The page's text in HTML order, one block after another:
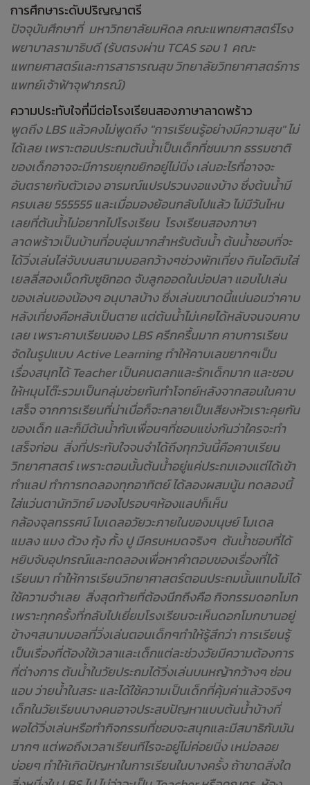
การศึกษาระดับปริญญาตรี
ปัจจุบันศึกษาที่ มหาวิทยาลัยมหิดล คณะแพทยศาสตร์โรง
พยาบาลรามาธิบดี (รับตรงผ่าน TCAS รอบ 1 คณะ
แพทยศาสตร์และการสาธารณสุข วิทยาลัยวิทยาศาสตร์การ
แพทย์เจ้าฟ้าจุฬาภรณ์)
ความประทับใจที่มีต่อโรงเรียนสองภาษาลาดพร้าว
พูดถึง LBS แล้วคงไม่พูดถึง "การเรียนรู้อย่างมีความสุข" ไม่
ได้เลย เพราะตอนประถมต้นน้ำเป็นเด็กที่ซนมาก ธรรมชาติ
ของเด็กอาจจะมีการขยุกขยิกอยู่ไม่นิ่ง เล่นอะไรที่อาจจะ
อันตรายกับตัวเอง อารมณ์แปรปรวนงอแงบ้าง ซึ่งต้นน้ำมี
ครบเลย 555555 และเมื่อมองย้อนกลับไปแล้ว ไม่มีวันไหน
เลยที่ต้นน้ำไม่อยากไปโรงเรียน โรงเรียนสองภาษา
ลาดพร้าวเป็นบ้านที่อบอุ่นมากสำหรับต้นน้ำ ต้นน้ำชอบที่จะ
ได้วิ่งเล่นไล่จับบนสนามบอลกว้างๆช่วงพักเที่ยง กินไอติมใส่
เยลลี่สองเม็ดกับซูชิทอด จับลูกออดในบ่อปลา แอบไปเล่น
ของเล่นของน้องๆ อนุบาลบ้าง ซึ่งเล่นขนาดนี้แน่นอนว่าคาบ
หลังเที่ยงคือหลับเป็นตาย แต่ต้นน้ำไม่เคยได้หลับจนจบคาบ
เลย เพราะคาบเรียนของ LBS ครึกครื้นมาก คาบการเรียน
จัดในรูปแบบ Active Learning ทำให้คาบเลขยากๆเป็น
เรื่องสนุกได้ Teacher เป็นคนตลกและรักเด็กมาก และชอบ
ให้หมุนโต๊ะรวมเป็นกลุ่มช่วยกันทำโจทย์หลังจากสอนในคาบ
เสร็จ จากการเรียนที่น่าเบื่อก็จะกลายเป็นเสียงหัวเราะคุยกัน
ของเด็ก และก็มีต้นน้ำกับเพื่อนๆที่ชอบแข่งกันว่าใครจะทำ
เสร็จก่อน สิ่งที่ประทับใจจนจำได้ถึงทุกวันนี้คือคาบเรียน
วิทยาศาสตร์ เพราะตอนนั้นต้นน้ำอยู่แค่ประถมเองแต่ได้เข้า
ทำแลป ทำการทดลองทุกอาทิตย์ ได้ลองผสมนู้น ทดลองนี้
ใส่แว่นตานักวิทย์ มองไปรอบๆห้องแลปก็เห็น
กล้องจุลทรรศน์ โมเดลอวัยวะภายในของมนุษย์ โมเดล
แมลง แมง ด้วง กุ้ง กั้ง ปู มีครบหมดจริงๆ ต้นน้ำชอบที่ได้
หยิบจับอุปกรณ์และทดลองเพื่อหาคำตอบของเรื่องที่ได้
เรียนมา ทำให้การเรียนวิทยาศาสตร์ตอนประถมนั้นแทบไม่ได้
ใช้ความจำเลย สิ่งสุดท้ายที่ต้องนึกถึงคือ กิจกรรมดอกโมก
เพราะทุกครั้งที่กลับไปเยี่ยมโรงเรียนจะเห็นดอกโมกบานอยู่
ข้างๆสนามบอลที่วิ่งเล่นตอนเด็กๆทำให้รู้สึกว่า การเรียนรู้
เป็นเรื่องที่ต้องใช้เวลาและเด็กแต่ละช่วงวัยมีความต้องการ
ที่ต่างการ ต้นน้ำในวัยประถมได้วิ่งเล่นบนหญ้ากว้างๆ ซ่อน
แอบ ว่ายน้ำในสระ และได้ใช้ความเป็นเด็กที่คุ้มค่าแล้วจริงๆ
เด็กในวัยเรียนบางคนอาจประสบปัญหาแบบต้นน้ำบ้างที่
พอได้วิ่งเล่นหรือทำกิจกรรมที่ชอบจะสนุกและมีสมาธิกับมัน
มากๆ แต่พอถึงเวลาเรียนทีไรจะอยู่ไม่ค่อยนิ่ง เหม่อลอย
บ่อยๆ ทำให้เกิดปัญหาในการเรียนในบางครั้ง ถ้าขาดสิ่งใด